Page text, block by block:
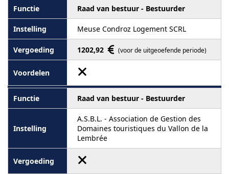
Raad van bestuur - Bestuurder
Meuse Condroz Logement SCRL
1202,92 (voor de uitgeoefende periode)
Raad van bestuur - Bestuurder
A.S.B.L. - Association de Gestion des
Domaines touristiques du Vallon de la
Lembrée